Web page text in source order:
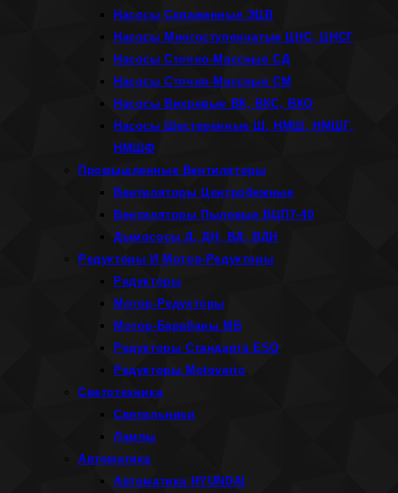
Насосы Скважинные ЭЦВ
Насосы Многоступенчатые ЦНС, ЦНСГ
Насосы Сточно-Массные СД
Насосы Сточно-Массные СМ
Насосы Вихревые ВК, ВКС, ВКО
Насосы Шестеренные Ш, НМШ, НМШГ,
НМШФ
Промышленные Вентиляторы
Вентиляторы Центробежные
Вентиляторы Пылевые ВЦП7-40
Дымососы Д, ДН, ВД, ВДН
Редукторы И Мотор-Редукторы
Редукторы
Мотор-Редукторы
Мотор-Барабаны МБ
Редукторы Стандарта ESQ
Редукторы Motovario
Светотехника
Светильники
Лампы
Автоматика
Автоматика HYUNDAI